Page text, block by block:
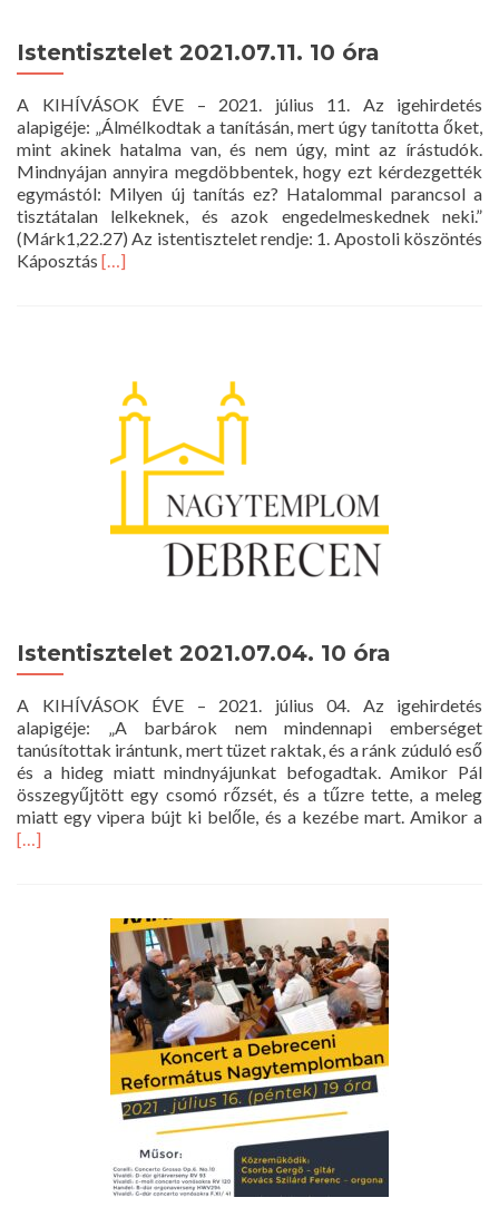
Istentisztelet 2021.07.11. 10 óra
A KIHÍVÁSOK ÉVE – 2021. július 11. Az igehirdetés
alapigéje: „Álmélkodtak a tanításán, mert úgy tanította őket,
mint akinek hatalma van, és nem úgy, mint az írástudók.
Mindnyájan annyira megdöbbentek, hogy ezt kérdezgették
egymástól: Milyen új tanítás ez? Hatalommal parancsol a
tisztátalan lelkeknek, és azok engedelmeskednek neki.”
(Márk1,22.27) Az istentisztelet rendje: 1. Apostoli köszöntés
Káposztás Read
óra
[…]
Istentisztelet 2021.07.04. 10 óra
A KIHÍVÁSOK ÉVE – 2021. július 04. Az igehirdetés
alapigéje: „A barbárok nem mindennapi emberséget
tanúsítottak irántunk, mert tüzet raktak, és a ránk zúduló eső
és a hideg miatt mindnyájunkat befogadtak. Amikor Pál
összegyűjtött egy csomó rőzsét, és a tűzre tette, a meleg
miatt egy vipera bújt ki belőle, és a kezébe mart. Amikor a
[…]